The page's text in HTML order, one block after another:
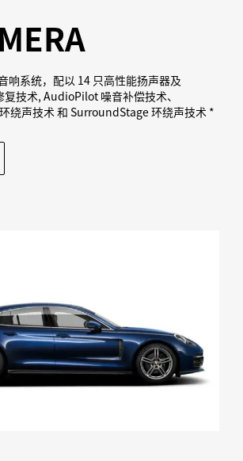
响系统，配以 14 只高性能扬声器及
技术, AudioPilot 噪音补偿技术、
绕声技术 和 SurroundStage 环绕声技术 *